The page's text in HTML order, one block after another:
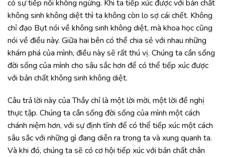
có sự tiếp nối không ngừng. Khi ta tiếp xúc được với bản chất
không sinh không diệt thì ta không còn lo sợ cái chết. Không
chỉ đạo Bụt nói về không sinh không diệt, mà khoa học cũng
nói về điều này. Giữa hai bên có thể chia sẻ với nhau những
khám phá của mình, điều này sẽ rất thú vị. Chúng ta cần sống
đời sống của mình cho sâu sắc hơn để có thể tiếp xúc được
với bản chất không sinh không diệt.
Câu trả lời này của Thầy chỉ là một lời mời, một lời đề nghị
thực tập. Chúng ta cần sống đời sống của mình một cách
chánh niệm hơn, với sự định tĩnh để có thể tiếp xúc một cách
sâu sắc với những gì đang diễn ra trong ta và xung quanh ta.
Và khi đó, chúng ta sẽ có cơ hội tiếp xúc với bản chất chân